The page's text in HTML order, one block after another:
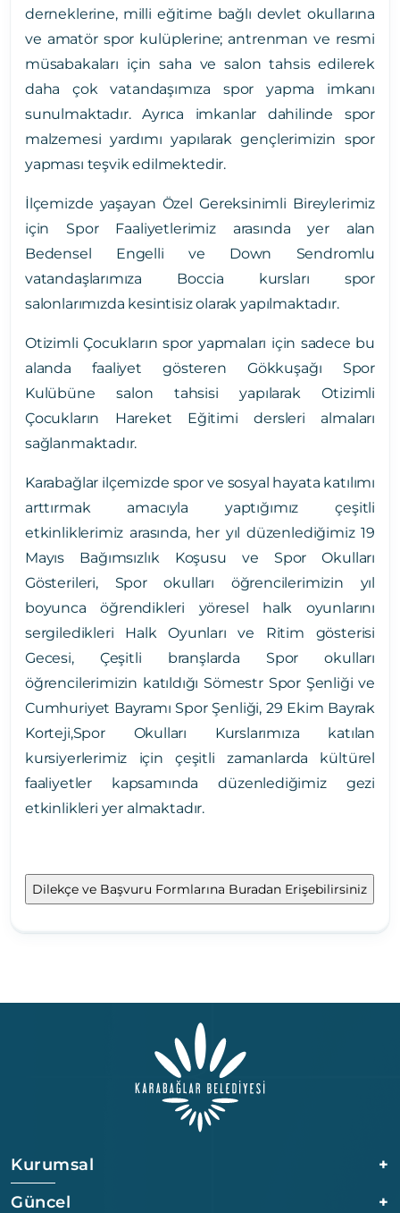
derneklerine, milli eğitime bağlı devlet okullarına
ve amatör spor kulüplerine; antrenman ve resmi
müsabakaları için saha ve salon tahsis edilerek
daha çok vatandaşımıza spor yapma imkanı
sunulmaktadır. Ayrıca imkanlar dahilinde spor
malzemesi yardımı yapılarak gençlerimizin spor
yapması teşvik edilmektedir.
İlçemizde yaşayan Özel Gereksinimli Bireylerimiz
için Spor Faaliyetlerimiz arasında yer alan
Bedensel Engelli ve Down Sendromlu
vatandaşlarımıza Boccia kursları spor
salonlarımızda kesintisiz olarak yapılmaktadır.
Otizimli Çocukların spor yapmaları için sadece bu
alanda faaliyet gösteren Gökkuşağı Spor
Kulübüne salon tahsisi yapılarak Otizimli
Çocukların Hareket Eğitimi dersleri almaları
sağlanmaktadır.
Karabağlar ilçemizde spor ve sosyal hayata katılımı
arttırmak amacıyla yaptığımız çeşitli
etkinliklerimiz arasında, her yıl düzenlediğimiz 19
Mayıs Bağımsızlık Koşusu ve Spor Okulları
Gösterileri, Spor okulları öğrencilerimizin yıl
boyunca öğrendikleri yöresel halk oyunlarını
sergiledikleri Halk Oyunları ve Ritim gösterisi
Gecesi, Çeşitli branşlarda Spor okulları
öğrencilerimizin katıldığı Sömestr Spor Şenliği ve
Cumhuriyet Bayramı Spor Şenliği, 29 Ekim Bayrak
Korteji,Spor Okulları Kurslarımıza katılan
kursiyerlerimiz için çeşitli zamanlarda kültürel
faaliyetler kapsamında düzenlediğimiz gezi
etkinlikleri yer almaktadır.
Kurumsal
+
Güncel
+